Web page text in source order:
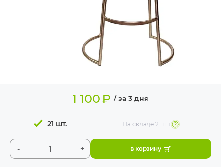
1 100₽ / за 3 дня
- +
21 шт. На складе 21 шт
в корзину